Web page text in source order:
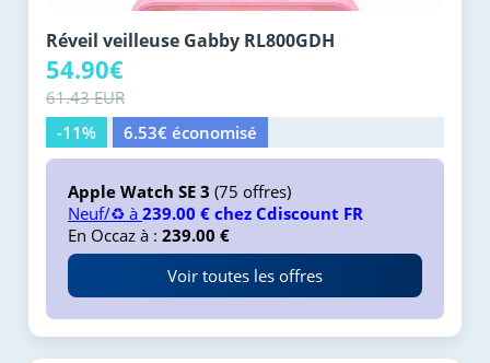
Réveil veilleuse Gabby RL800GDH
54.90€
61.43 EUR
-11%
6.53€ économisé
Apple Watch SE 3 (75 offres)
Neuf/♻️ à 239.00 € chez Cdiscount FR
En Occaz à : 239.00 €
Voir toutes les offres